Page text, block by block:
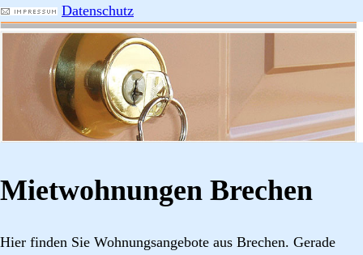
Datenschutz
Mietwohnungen Brechen
Hier finden Sie Wohnungsangebote aus Brechen. Gerade